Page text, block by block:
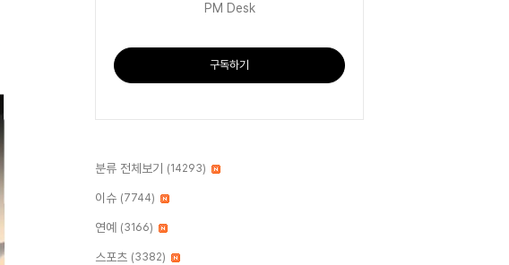
PM Desk
구독하기
분류 전체보기 (14293)
이슈 (7744)
연예 (3166)
스포츠 (3382)